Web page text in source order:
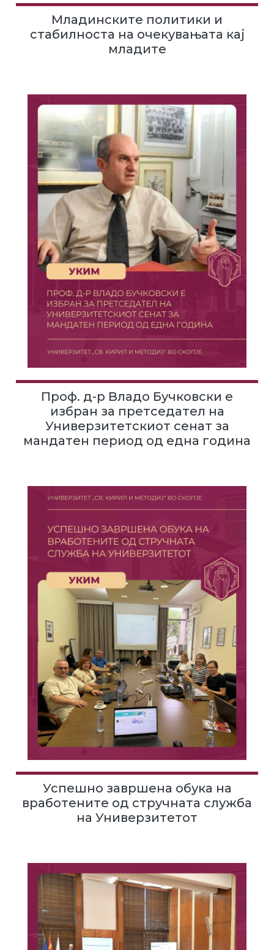
Младинските политики и
стабилноста на очекувањата кај
младите
Проф. д-р Владо Бучковски е
избран за претседател на
Универзитетскиот сенат за
мандатен период од една година
Успешно завршена обука на
вработените од стручната служба
на Универзитетот